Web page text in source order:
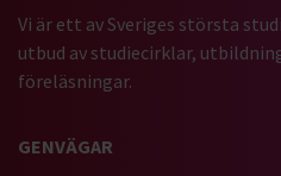
Vi är ett av Sveriges största
utbud av studiecirklar,
föreläsningar.
GENVÄGAR